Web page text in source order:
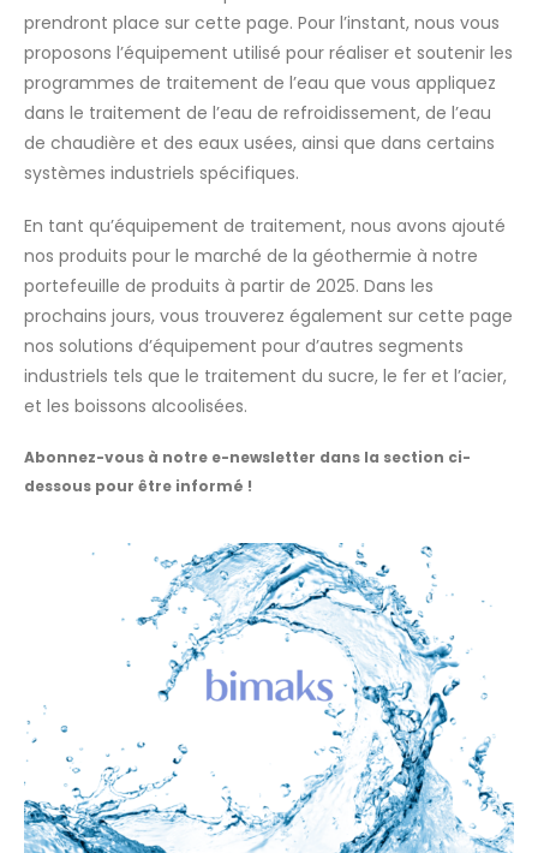
prendront place sur cette page. Pour l’instant, nous vous
proposons l’équipement utilisé pour réaliser et soutenir les
programmes de traitement de l’eau que vous appliquez
dans le traitement de l’eau de refroidissement, de l’eau
de chaudière et des eaux usées, ainsi que dans certains
systèmes industriels spécifiques.
En tant qu’équipement de traitement, nous avons ajouté
nos produits pour le marché de la géothermie à notre
portefeuille de produits à partir de 2025. Dans les
prochains jours, vous trouverez également sur cette page
nos solutions d’équipement pour d’autres segments
industriels tels que le traitement du sucre, le fer et l’acier,
et les boissons alcoolisées.
Abonnez-vous à notre e-newsletter dans la section ci-
dessous pour être informé !